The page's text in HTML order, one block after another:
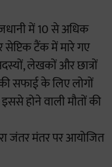
में 10 से अधिक
सेप्टिक टैंक में मारे गए
लेखकों और छात्रों
सफाई के लिए लोगों
होने वाली मौतों की
जंतर मंतर पर आयोजित